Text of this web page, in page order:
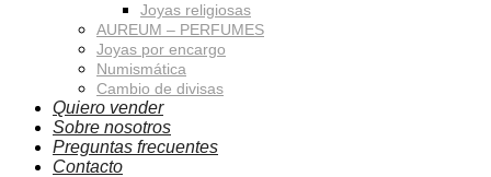
Joyas religiosas
AUREUM – PERFUMES
Joyas por encargo
Numismática
Cambio de divisas
Quiero vender
Sobre nosotros
Preguntas frecuentes
Contacto